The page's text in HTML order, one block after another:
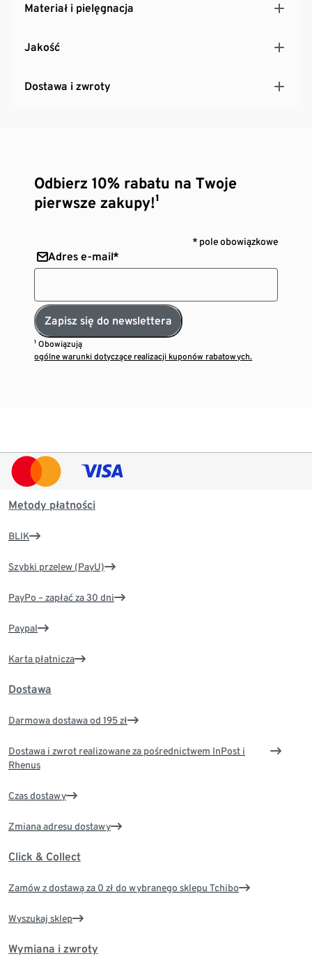
Materiał i pielęgnacja
Jakość
Dostawa i zwroty
Odbierz 10% rabatu na Twoje
pierwsze zakupy!¹
* pole obowiązkowe
Adres e-mail*
Zapisz się do newslettera
¹ Obowiązują
ogólne warunki dotyczące realizacji kuponów rabatowych.
Metody płatności
BLIK
Szybki przelew (PayU)
PayPo – zapłać za 30 dni
Paypal
Karta płatnicza
Dostawa
Darmowa dostawa od 195 zł
Dostawa i zwrot realizowane za pośrednictwem InPost i
Rhenus
Czas dostawy
Zmiana adresu dostawy
Click & Collect
Zamów z dostawą za 0 zł do wybranego sklepu Tchibo
Wyszukaj sklep
Wymiana i zwroty